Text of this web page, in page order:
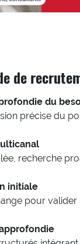
de
du
précise du
recherche
initiale
pour